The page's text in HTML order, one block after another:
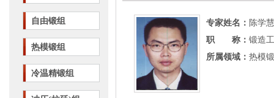
自由锻组
热模锻组
冷温精锻组
专家姓名： 陈学慧
职 称： 锻造
所属领域： 热模